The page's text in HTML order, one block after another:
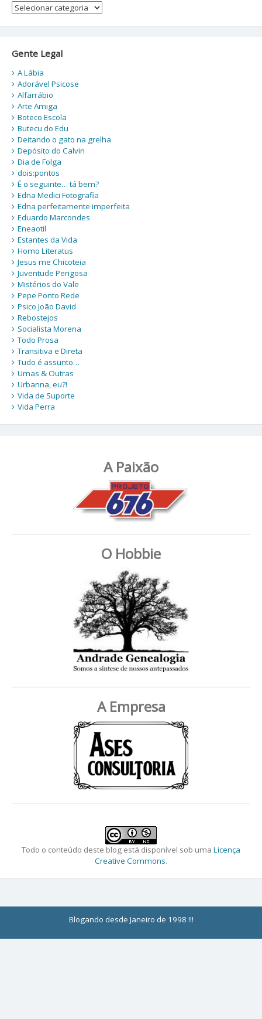
Categorias
Gente Legal
A Lábia
Adorável Psicose
Alfarrábio
Arte Amiga
Boteco Escola
Butecu do Edu
Deitando o gato na grelha
Depósito do Calvin
Dia de Folga
dois:pontos
É o seguinte… tá bem?
Edna Medici Fotografia
Edna perfeitamente imperfeita
Eduardo Marcondes
Eneaotil
Estantes da Vida
Homo Literatus
Jesus me Chicoteia
Juventude Perigosa
Mistérios do Vale
Pepe Ponto Rede
Psico João David
Rebostejos
Socialista Morena
Todo Prosa
Transitiva e Direta
Tudo é assunto…
Umas & Outras
Urbanna, eu?!
Vida de Suporte
Vida Perra
A Paixão
O Hobbie
A Empresa
Todo o conteúdo deste blog está disponível sob uma Licença
Creative Commons.
Blogando desde Janeiro de 1998 !!!